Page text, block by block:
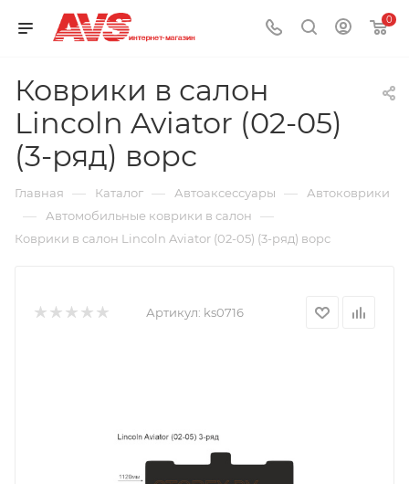
0
Коврики в салон
Lincoln Aviator (02-05)
(3-ряд) ворс
Главная — Каталог — Автоаксессуары — Автоковрики
— Автомобильные коврики в салон —
Коврики в салон Lincoln Aviator (02-05) (3-ряд) ворс
Артикул: ks0716